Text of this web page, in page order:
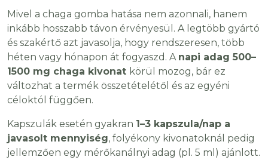
Mivel a chaga gomba hatása nem azonnali, hanem
inkább hosszabb távon érvényesül. A legtöbb gyártó
és szakértő azt javasolja, hogy rendszeresen, több
héten vagy hónapon át fogyaszd. A napi adag 500–
1500 mg chaga kivonat körül mozog, bár ez
változhat a termék összetételétől és az egyéni
céloktól függően.
Kapszulák esetén gyakran 1–3 kapszula/nap a
javasolt mennyiség, folyékony kivonatoknál pedig
jellemzően egy mérőkanálnyi adag (pl. 5 ml) ajánlott.